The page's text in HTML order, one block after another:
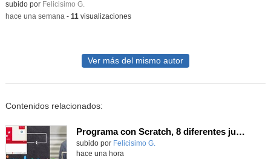
Contenido educativo.
subido por Felicisimo G.
-hace una semana - 11 visualizaciones
Ver más del mismo autor
Contenidos relacionados:
Programa con Scratch, 8 diferentes juegos para vivir la emoción de los partidos de España en el mundial 2026
Contenido educativo.
subido por Felicisimo G.
hace una hora